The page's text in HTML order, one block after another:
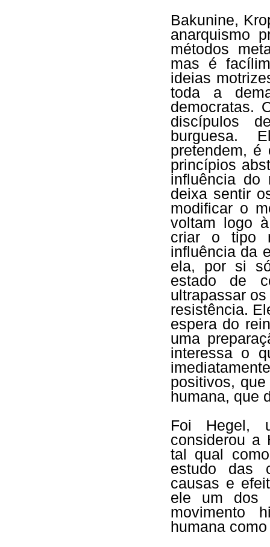
Bakunine,
anarquismo
métodos
mas é
ideias
toda a
democratas.
discípulos
burguesa.
pretendem,
princípios
influência
deixa sentir
modificar o
voltam logo
criar o tipo
influência da
ela, por si
estado de
ultrapassar
resistência.
espera do
uma
interessa o
positivos,
humana, que
Foi Hegel,
considerou a
tal qual
estudo das
causas e
ele um dos
movimento
humana